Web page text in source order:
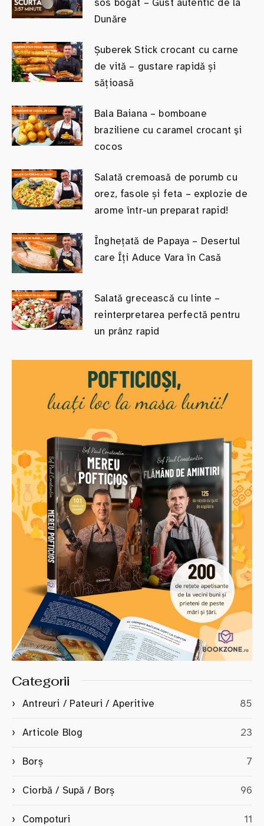
sos bogat – Gust autentic de la
Dunăre
Șuberek Stick crocant cu carne
de vită – gustare rapidă și
sățioasă
Bala Baiana – bomboane
braziliene cu caramel crocant şi
cocos
Salată cremoasă de porumb cu
orez, fasole și feta – explozie de
arome într-un preparat rapid!
Înghețată de Papaya – Desertul
care Îți Aduce Vara în Casă
Salată grecească cu linte –
reinterpretarea perfectă pentru
un prânz rapid
Categorii
Antreuri / Pateuri / Aperitive 85
Articole Blog 23
Borș 7
Ciorbă / Supă / Borș 96
Compoturi 11